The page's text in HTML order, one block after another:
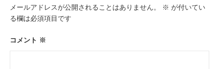
シ
ョ
ン
メールアドレスが公開されることはありません。 ※ が付いてい
る欄は必須項目です
コメント ※